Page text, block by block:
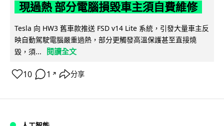
現過熱 部分電腦損毀車主須自費維修
Tesla 向 HW3 舊車款推送 FSD v14 Lite 系統，引發大量車主反
映自動駕駛電腦嚴重過熱，部分更觸發高溫保護甚至直接燒
毀，須...
閱讀全文
10 1 ↗ 分享